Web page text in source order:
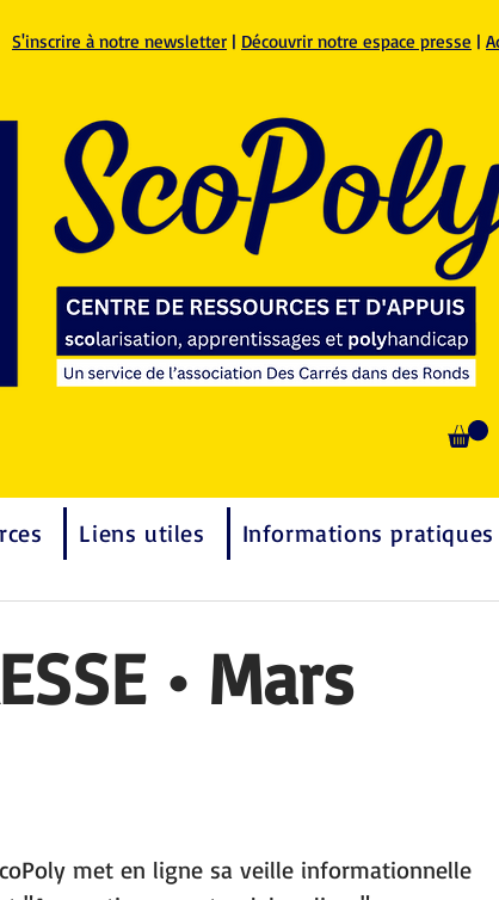
S'inscrire à notre newsletter | Découvrir notre espace presse |
Liens utiles Informations pratiques
• Mars
met en ligne sa veille informationnelle